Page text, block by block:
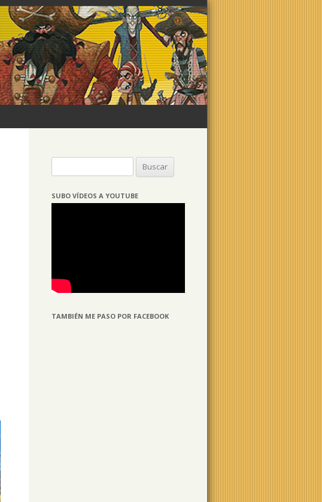
SUBO VÍDEOS A YOUTUBE
TAMBIÉN ME PASO POR FACEBOOK